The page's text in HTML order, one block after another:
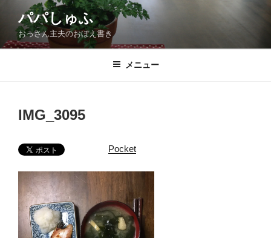
ン
パパしゅふ
おっさん主夫のおぼえ書き
メニュー
IMG_3095
Pocket